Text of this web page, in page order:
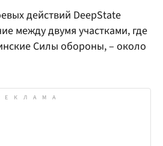
действий DeepState
между двумя участками, где
Силы обороны, – около